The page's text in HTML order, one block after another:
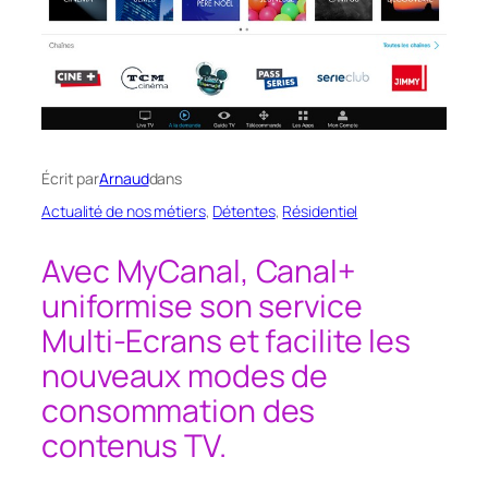
Écrit parArnauddans
Actualité de nos métiers, Détentes, Résidentiel
Avec MyCanal, Canal+
uniformise son service
Multi-Ecrans et facilite les
nouveaux modes de
consommation des
contenus TV.